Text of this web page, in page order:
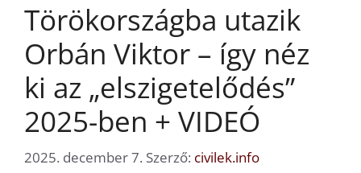
Törökországba utazik
Orbán Viktor – így néz
ki az „elszigetelődés”
2025-ben + VIDEÓ
2025. december 7. Szerző: civilek.info